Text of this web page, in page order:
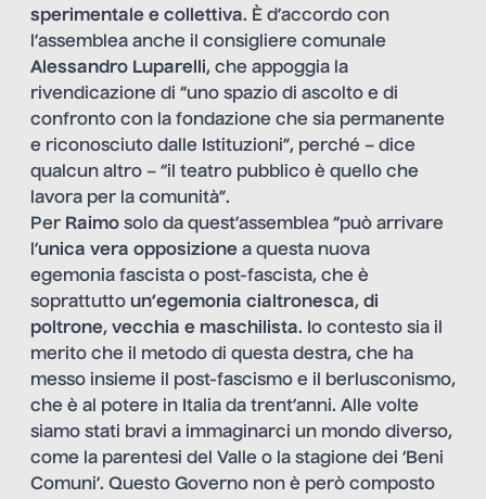
sperimentale e collettiva. È d’accordo con
l’assemblea anche il consigliere comunale
Alessandro Luparelli, che appoggia la
rivendicazione di “uno spazio di ascolto e di
confronto con la fondazione che sia permanente
e riconosciuto dalle Istituzioni”, perché – dice
qualcun altro – “il teatro pubblico è quello che
lavora per la comunità”.
Per Raimo solo da quest’assemblea “può arrivare
l’unica vera opposizione a questa nuova
egemonia fascista o post-fascista, che è
soprattutto un’egemonia cialtronesca, di
poltrone, vecchia e maschilista. Io contesto sia il
merito che il metodo di questa destra, che ha
messo insieme il post-fascismo e il berlusconismo,
che è al potere in Italia da trent’anni. Alle volte
siamo stati bravi a immaginarci un mondo diverso,
come la parentesi del Valle o la stagione dei ‘Beni
Comuni’. Questo Governo non è però composto